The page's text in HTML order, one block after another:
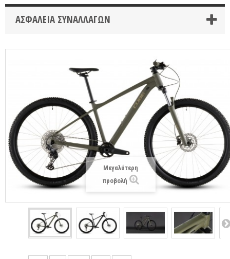
ΑΣΦΆΛΕΙΑ ΣΥΝΑΛΛΑΓΏΝ
Μεγαλύτερη
προβολή